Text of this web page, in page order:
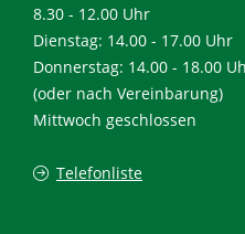
8.30 - 12.00 Uhr
Dienstag: 14.00 - 17.00 Uhr
Donnerstag: 14.00 - 18.00
(oder nach Vereinbarung)
Mittwoch geschlossen
Telefonliste